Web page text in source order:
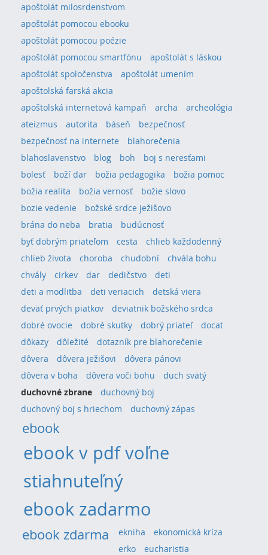
apoštolát milosrdenstvom
apoštolát pomocou ebooku
apoštolát pomocou poézie
apoštolát pomocou smartfónu
apoštolát s láskou
apoštolát spoločenstva
apoštolát umením
apoštolská farská akcia
apoštolská internetová kampaň
archa
archeológia
ateizmus
autorita báseň
bezpečnosť
bezpečnosť na internete
blahorečenia
blahoslavenstvo
blog boh
boj s neresťami
bolesť
boží dar božia pedagogika
božia pomoc
božia realita
božia vernosť
božie slovo
bozie vedenie
božské srdce ježišovo
brána do neba
bratia
budúcnosť
byť dobrým priateľom
cesta
chlieb každodenný
chlieb života
choroba chudobní
chvála bohu
chvály
cirkev dar dedičstvo
deti
deti a modlitba
deti veriacich
detská viera
deväť prvých piatkov
deviatnik božského srdca
dobré ovocie
dobré skutky dobrý priateľ
docat
dôkazy
dôležité
dotazník pre blahorečenie
dôvera
dôvera ježišovi
dôvera pánovi
dôvera v boha
dôvera voči bohu
duch svätý
duchovné zbrane
duchovný boj
duchovný boj s hriechom
duchovný zápas
ebook
ebook v pdf voľne
stiahnuteľný
ebook zadarmo
ebook zdarma ekniha
ekonomická kríza
erko
eucharistia